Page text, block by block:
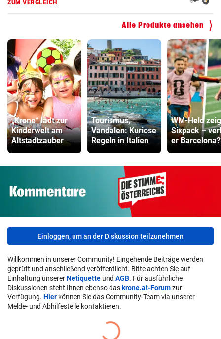
ZUM VERGLEICH
Alle Produkte ansehen
„Krone“ lädt zur
Kinderwelt am
Altstadtzauber
Tourismus,
Vandalen: Kuriose
Regeln in Italien
WM-Held
Sixpack –
er Barcelona?
Einloggen, um an der Diskussion teilzunehmen
Willkommen in unserer Community! Eingehende Beiträge werden
geprüft und anschließend veröffentlicht. Bitte achten Sie auf
Einhaltung unsererNetiquette und AGB. Für ausführliche
Diskussionen steht Ihnen ebenso das krone.at-Forumzur
Verfügung. Hier können Sie das Community-Team via unserer
Melde- und Abhilfestelle kontaktieren.